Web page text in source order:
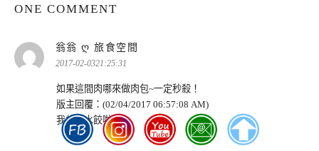
ONE COMMENT
翁翁 Ღ 旅食空間
2017-02-0321:25:31
如果這間肉哪來做肉包~一定秒殺！
版主回覆：(02/04/2017 06:57:08 AM)
我想做水餃啦！